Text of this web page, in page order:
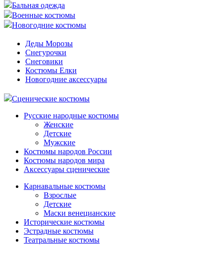
Бальная одежда
Военные костюмы
Новогодние костюмы
Деды Морозы
Снегурочки
Снеговики
Костюмы Елки
Новогодние аксессуары
Сценические костюмы
Русские народные костюмы
Женские
Детские
Мужские
Костюмы народов России
Костюмы народов мира
Аксессуары сценические
Карнавальные костюмы
Взрослые
Детские
Маски венецианские
Исторические костюмы
Эстрадные костюмы
Театральные костюмы